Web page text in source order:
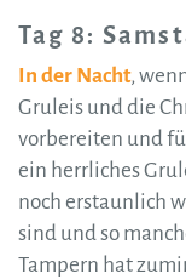
Tag 8:
In der Nacht,
Gruleis und die
vorbereiten und
ein herrliches
noch erstaunlich
sind und so
Tampern hat